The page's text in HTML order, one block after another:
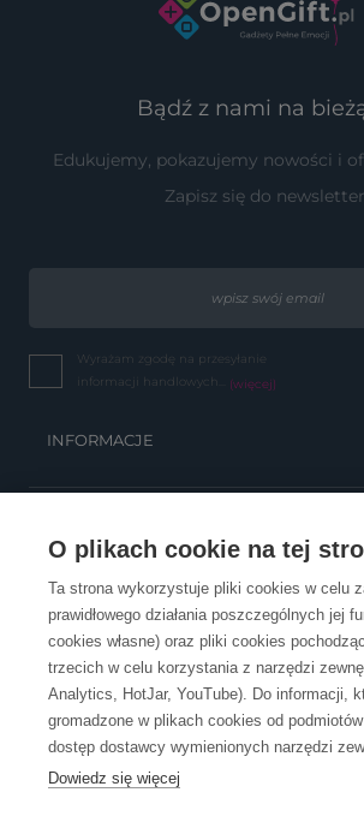
O plikach cookie na tej
Ta strona wykorzystuje pliki cookies w celu
prawidłowego działania poszczególnych jej
cookies własne) oraz pliki cookies
trzecich w celu korzystania z narzędzi
Analytics, HotJar, YouTube). Do informacji,
gromadzone w plikach cookies od
dostęp dostawcy wymienionych narzędzi
Dowiedz się więcej
Bądź z nami na
Edukujemy, pokazujemy nowości i
Zapisz się do
Wyrażam zgodę na przesyłanie
informacji handlowych... (więcej)
INFORMACJE
OBSŁUGA KLIENTA
KONTAKT